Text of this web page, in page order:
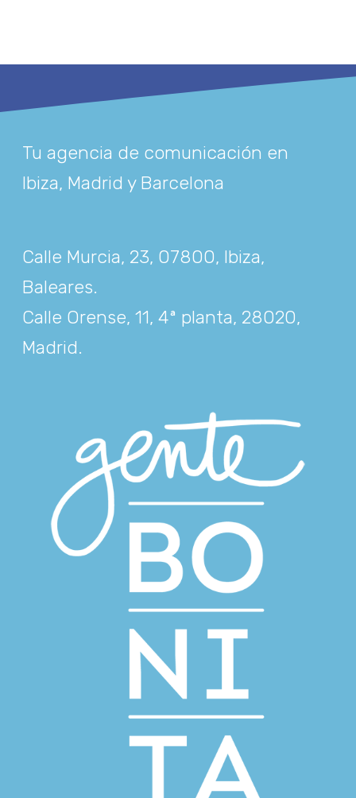
Tu agencia de comunicación en
Ibiza, Madrid y Barcelona
Calle Murcia, 23, 07800, Ibiza,
Baleares.
Calle Orense, 11, 4ª planta, 28020,
Madrid.